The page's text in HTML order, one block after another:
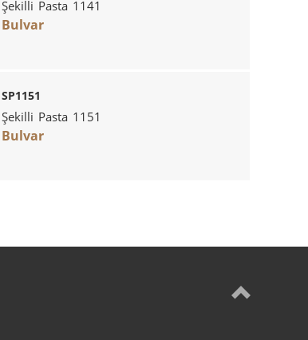
Şekilli Pasta 1141
Bulvar
SP1151
Şekilli Pasta 1151
Bulvar